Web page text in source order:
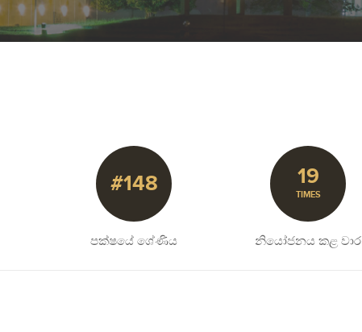
#148
පක්ෂයේ ශේණිය
19
TIMES
නියෝජනය කළ වාර